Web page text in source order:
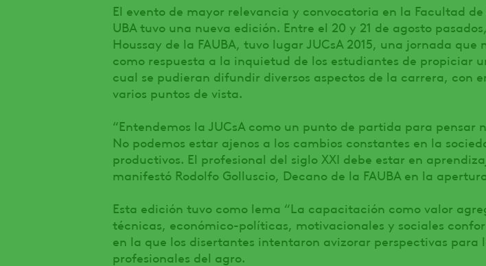
El evento de mayor relevancia y convocatoria en la Facultad
UBA tuvo una nueva edición. Entre el 20 y 21 de agosto
Houssay de la FAUBA, tuvo lugar JUCsA 2015, una jornada que
como respuesta a la inquietud de los estudiantes de propiciar
cual se pudieran difundir diversos aspectos de la carrera, con
varios puntos de vista.
“Entendemos la JUCsA como un punto de partida para pensar
No podemos estar ajenos a los cambios constantes en la
productivos. El profesional del siglo XXI debe estar en
manifestó Rodolfo Golluscio, Decano de la FAUBA en la
Esta edición tuvo como lema “La capacitación como valor
técnicas, económico-políticas, motivacionales y sociales
en la que los disertantes intentaron avizorar perspectivas para
profesionales del agro.